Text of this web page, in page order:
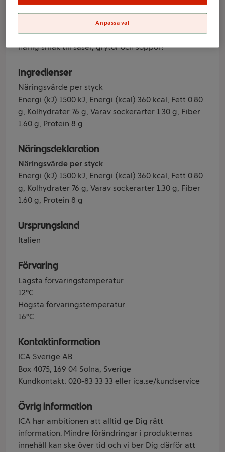
Produktinformation
Trattkantareller har en mustig umamismak som ger
härlig smak till såser, grytor och soppor!
Ingredienser
Näringsvärde per styck
Energi (kJ) 1500 kJ, Energi (kcal) 360 kcal, Fett 0.80
g, Kolhydrater 76 g, Varav sockerarter 1.30 g, Fiber
1.60 g, Protein 8 g
Näringsdeklaration
Näringsvärde per styck
Energi (kJ) 1500 kJ, Energi (kcal) 360 kcal, Fett 0.80
g, Kolhydrater 76 g, Varav sockerarter 1.30 g, Fiber
1.60 g, Protein 8 g
Ursprungsland
Italien
Förvaring
Lägsta förvaringstemperatur
12°C
Högsta förvaringstemperatur
16°C
Kontaktinformation
ICA Sverige AB
Box 4075, 169 04 Solna, Sverige
Kundkontakt: 020-83 33 33 eller ica.se/kundservice
Övrig information
ICA har ambitionen att alltid ge Dig rätt
information. Mindre förändringar i produkternas
innehåll kan ske över tid och vi ber Dig därför att
Anpassa val